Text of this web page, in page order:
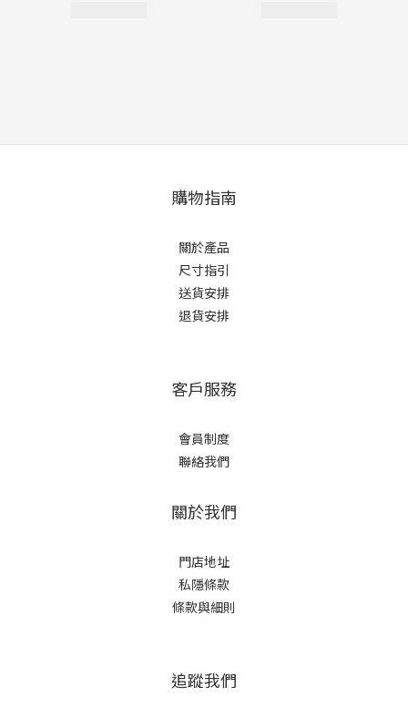
購物指南
關於產品
尺寸指引
送貨安排
退貨安排
客戶服務
會員制度
聯絡我們
關於我們
門店地址
私隱條款
條款與細則
追蹤我們